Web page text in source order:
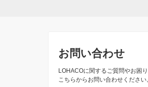
お問い合わせ
LOHACOに関するご質問やお困り
こちらからお問い合わせください